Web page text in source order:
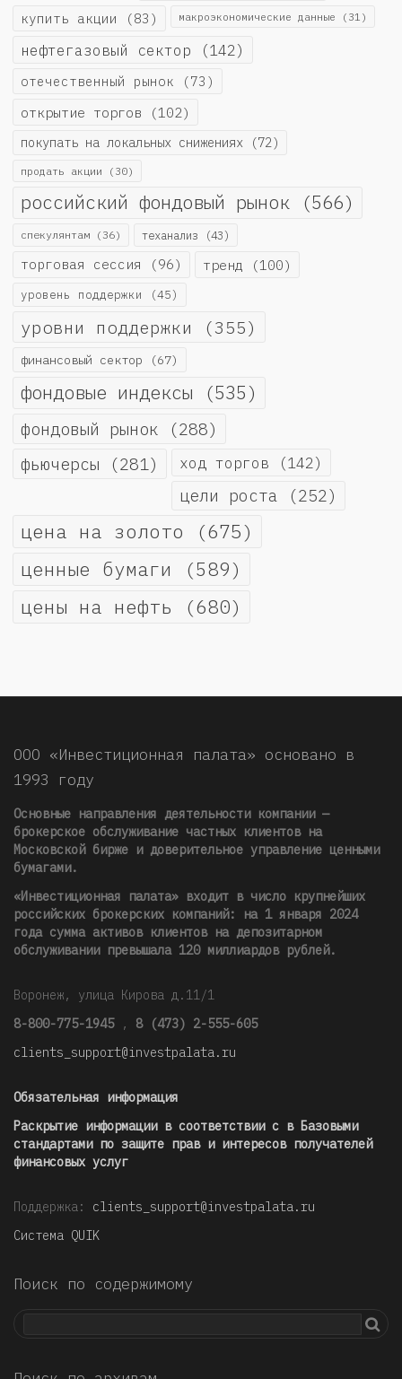
купить акции (83) макроэкономические данные (31)
нефтегазовый сектор (142)
отечественный рынок (73)
открытие торгов (102)
покупать на локальных снижениях (72)
продать акции (30)
российский фондовый рынок (566)
спекулянтам (36) теханализ (43)
торговая сессия (96) тренд (100)
уровень поддержки (45)
уровни поддержки (355)
финансовый сектор (67)
фондовые индексы (535)
фондовый рынок (288)
фьючерсы (281) ход торгов (142)
цели роста (252)
цена на золото (675)
ценные бумаги (589)
цены на нефть (680)
ООО «Инвестиционная палата» основано в
1993 году
Основные направления деятельности компании —
брокерское обслуживание частных клиентов на
Московской бирже и доверительное управление ценными
бумагами.
«Инвестиционная палата» входит в число крупнейших
российских брокерских компаний: на 1 января 2024
года сумма активов клиентов на депозитарном
обслуживании превышала 120 миллиардов рублей.
Воронеж, улица Кирова д.11/1
8-800-775-1945 , 8 (473) 2-555-605
clients_support@investpalata.ru
Обязательная информация
Раскрытие информации в соответствии с в Базовыми
стандартами по защите прав и интересов получателей
финансовых услуг
Поддержка: clients_support@investpalata.ru
Система QUIK
Поиск по содержимому